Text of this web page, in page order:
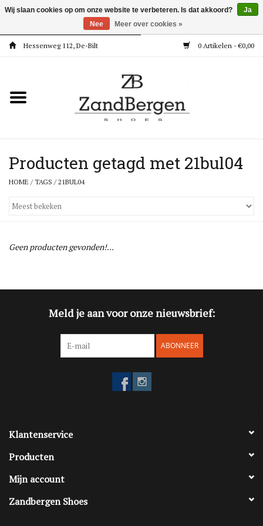
Hessenweg 112, De-Bilt 0 Artikelen - €0,00
Kleding
Meisjes
Jongens
Super Deals
Blog
Producten getagd met 21bul04
HOME /TAGS /21BUL04
Geen producten gevonden!...
Meld je aan voor onze nieuwsbrief:
ABONNEER
Klantenservice
Producten
Mijn account
Zandbergen Shoes
Wij slaan cookies op om onze website te verbeteren. Is dat akkoord?
Ja
Nee
Meer over cookies »